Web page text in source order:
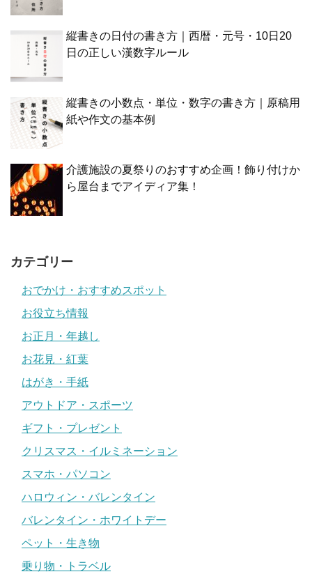
縦書きの日付の書き方｜西暦・元号・10日20
日の正しい漢数字ルール
縦書きの小数点・単位・数字の書き方｜原稿用
紙や作文の基本例
介護施設の夏祭りのおすすめ企画！飾り付けか
ら屋台までアイディア集！
カテゴリー
おでかけ・おすすめスポット
お役立ち情報
お正月・年越し
お花見・紅葉
はがき・手紙
アウトドア・スポーツ
ギフト・プレゼント
クリスマス・イルミネーション
スマホ・パソコン
ハロウィン・バレンタイン
バレンタイン・ホワイトデー
ペット・生き物
乗り物・トラベル